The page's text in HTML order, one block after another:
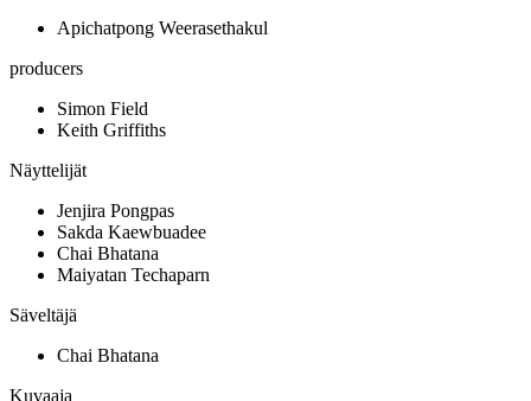
Apichatpong Weerasethakul
producers
Simon Field
Keith Griffiths
Näyttelijät
Jenjira Pongpas
Sakda Kaewbuadee
Chai Bhatana
Maiyatan Techaparn
Säveltäjä
Chai Bhatana
Kuvaaja